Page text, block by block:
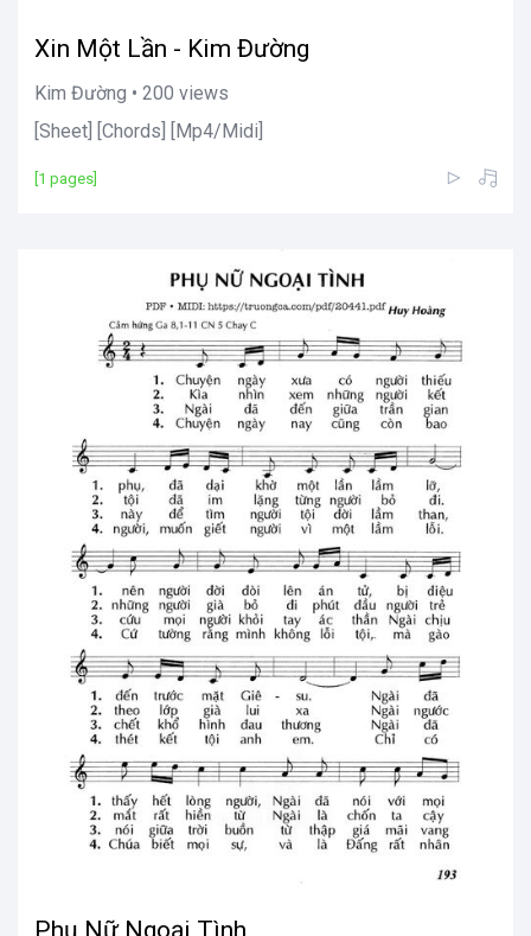
Xin Một Lần - Kim Đường
Kim Đường • 200 views
[Sheet] [Chords] [Mp4/Midi]
[1 pages]
Phụ Nữ Ngoại Tình